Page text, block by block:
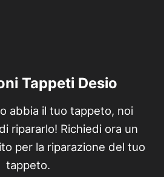
Tappeti Desio
abbia il tuo tappeto, noi
ripararlo! Richiedi ora un
per la riparazione del tuo
tappeto.